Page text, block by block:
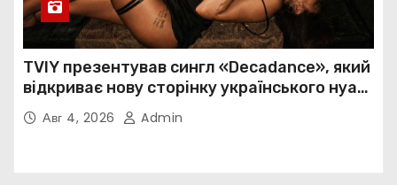
TVIY презентував сингл «Decadance», який
відкриває нову сторінку українського нуар-
попуАвг 4, 2026 Admin